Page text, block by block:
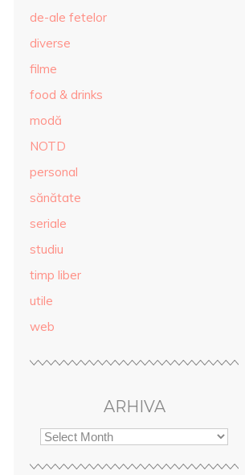
de-ale fetelor
diverse
filme
food & drinks
modă
NOTD
personal
sănătate
seriale
studiu
timp liber
utile
web
ARHIVA